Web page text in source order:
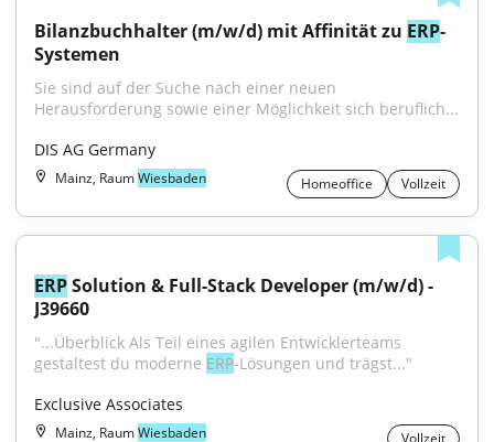
Bilanzbuchhalter (m/w/d) mit Affinität zu ERP-
Systemen
Sie sind auf der Suche nach einer neuen
Herausforderung sowie einer Möglichkeit sich beruflich...
DIS AG Germany
Mainz, RaumWiesbaden Homeoffice Vollzeit
ERP Solution & Full-Stack Developer (m/w/d) -
J39660
"...Überblick Als Teil eines agilen Entwicklerteams
gestaltest du moderne ERP-Lösungen und trägst..."
Exclusive Associates
Mainz, RaumWiesbaden Vollzeit